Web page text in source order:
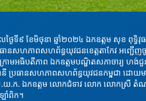
ថ្ងៃទី៩ ខែមិថុនា ឆ្នាំ២០២៤ ឯកឧត្តម សុខ
ានសហភាពសហព័ន្ធយុវជនខេត្តតាកែវ អញ្ជើញចូ
មអធិបតីភាព ឯកឧត្តមបណ្ឌិតសភាចារ្យ ហង់ជួ
ប្រធានសហភាពសហព័ន្ធយុវជនកម្ពុជា ដោយ
.យ.ក. ឯកឧត្តម លោកជំទាវ លោក លោកស្រី តំ
ាំពិក។